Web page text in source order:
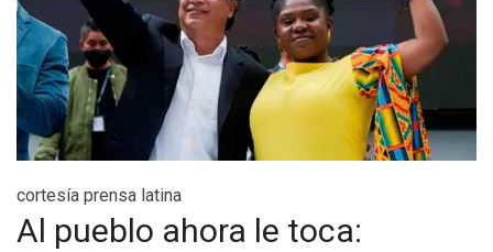
cortesía prensa latina
Al pueblo ahora le toca: